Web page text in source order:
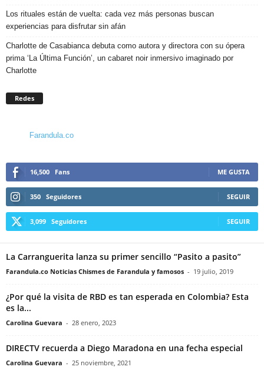
Los rituales están de vuelta: cada vez más personas buscan
experiencias para disfrutar sin afán
Charlotte de Casabianca debuta como autora y directora con su ópera
prima ‘La Última Función’, un cabaret noir inmersivo imaginado por
Charlotte
Redes
Farandula.co
16,500 Fans ME GUSTA
350 Seguidores SEGUIR
3,099 Seguidores SEGUIR
La Carranguerita lanza su primer sencillo “Pasito a pasito”
Farandula.co Noticias Chismes de Farandula y famosos - 19 julio, 2019
¿Por qué la visita de RBD es tan esperada en Colombia? Esta
es la...
Carolina Guevara - 28 enero, 2023
DIRECTV recuerda a Diego Maradona en una fecha especial
Carolina Guevara - 25 noviembre, 2021